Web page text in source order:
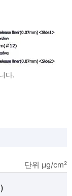
다.
단위 µg/cm²